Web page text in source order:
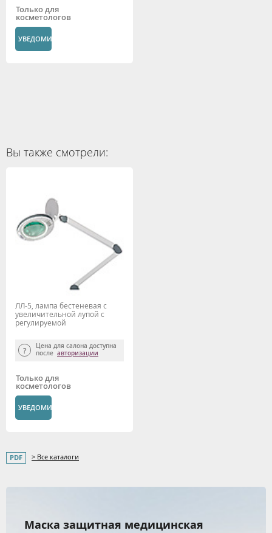
Только для
косметологов
УВЕДОМИТЬ
Вы также смотрели:
ЛЛ-5, лампа бестеневая с
увеличительной лупой с
регулируемой
Цена для салона доступна
после авторизации
Только для
косметологов
УВЕДОМИТЬ
> Все каталоги
Маска защитная медицинская